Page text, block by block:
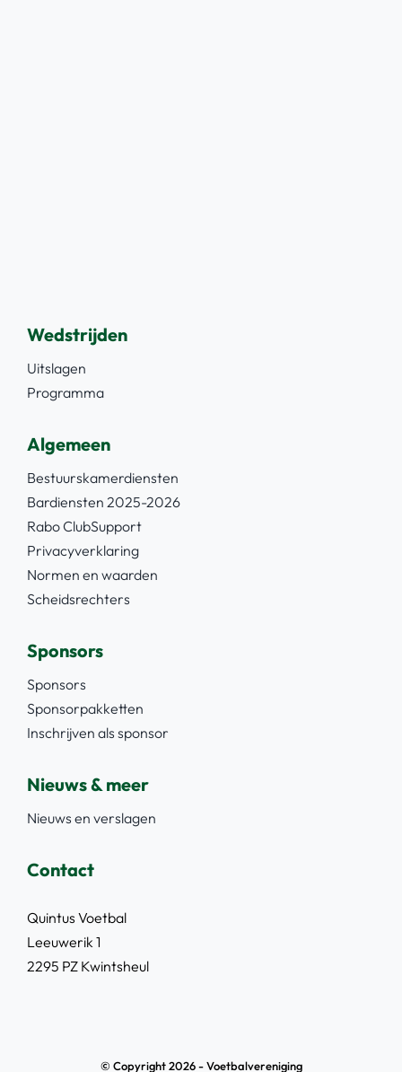
Wedstrijden
Uitslagen
Programma
Algemeen
Bestuurskamerdiensten
Bardiensten 2025-2026
Rabo ClubSupport
Privacyverklaring
Normen en waarden
Scheidsrechters
Sponsors
Sponsors
Sponsorpakketten
Inschrijven als sponsor
Nieuws & meer
Nieuws en verslagen
Contact
Quintus Voetbal
Leeuwerik 1
2295 PZ Kwintsheul
© Copyright 2026 - Voetbalvereniging